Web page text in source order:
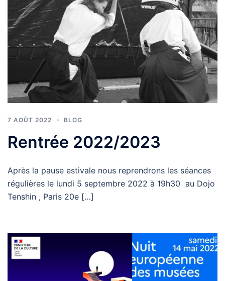
7 AOÛT 2022 BLOG
Rentrée 2022/2023
Après la pause estivale nous reprendrons les séances
régulières le lundi 5 septembre 2022 à 19h30 au Dojo
Tenshin , Paris 20e […]